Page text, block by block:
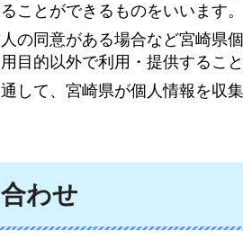
ことができるものをいいます。
の同意がある場合など宮崎県
目的以外で利用・提供するこ
して、宮崎県が個人情報を収
わせ